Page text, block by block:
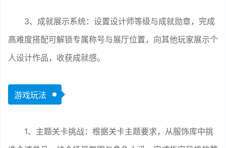
3、成就展示系统：设置设计师等级与成就勋章，完成
高难度搭配可解锁专属称号与展厅位置，向其他玩家展示个
人设计作品，收获成就感。
游戏玩法
1、主题关卡挑战：根据关卡主题要求，从服饰库中挑